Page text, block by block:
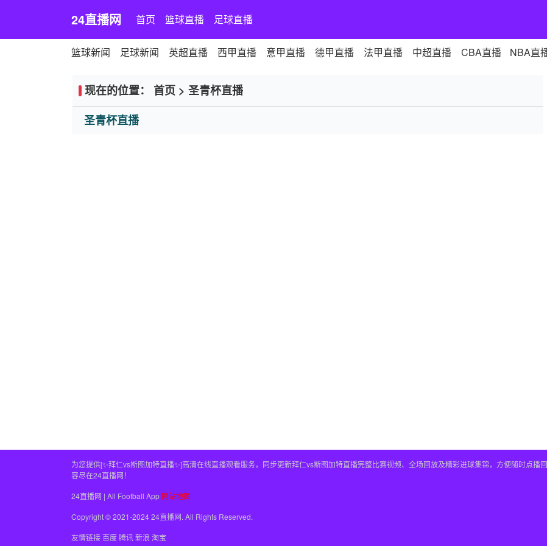
24直播网 首页 篮球直播 足球直播
篮球新闻 足球新闻 英超直播 西甲直播 意甲直播 德甲直播 法甲直播 中超直播 CBA直播 NBA直
现在的位置： 首页 > 圣青杯直播
圣青杯直播
为您提供[✨拜仁vs斯图加特直播✨]高清在线直播观看服务，同步更新拜仁vs斯图加特直播完整比赛视频、全场回放及精彩进球集锦，方便随时点
容尽在24直播网！
24直播网 | All Football App 网站地图
Copyright © 2021-2024 24直播网. All Rights Reserved.
友情链接百度腾讯新浪 淘宝